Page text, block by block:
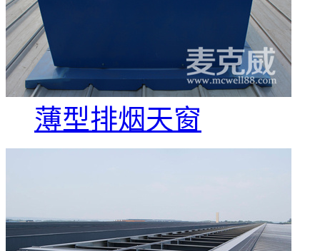
薄型排烟天窗